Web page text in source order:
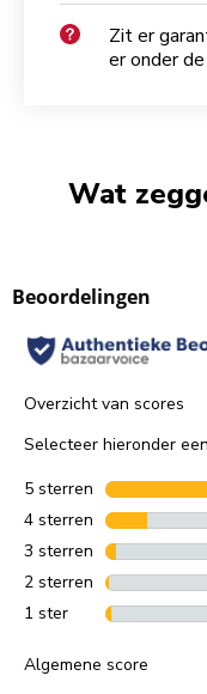
Zit er
er onder
Wat